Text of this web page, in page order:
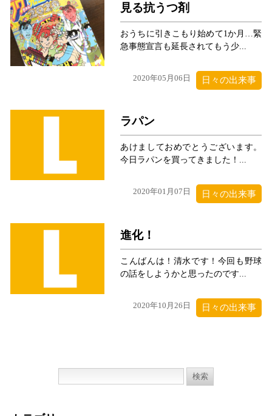
見る抗うつ剤
おうちに引きこもり始めて1か月…緊
急事態宣言も延長されてもう少...
2020年05月06日 日々の出来事
ラパン
あけましておめでとうございます。
今日ラパンを買ってきました！...
2020年01月07日 日々の出来事
進化！
こんばんは！清水です！今回も野球
の話をしようかと思ったのです...
2020年10月26日 日々の出来事
検